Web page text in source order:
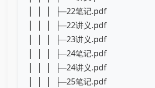
│ │ │ ├─22笔记.pdf
│ │ │ ├─22讲义.pdf
│ │ │ ├─23讲义.pdf
│ │ │ ├─24笔记.pdf
│ │ │ ├─24讲义.pdf
│ │ │ ├─25笔记.pdf